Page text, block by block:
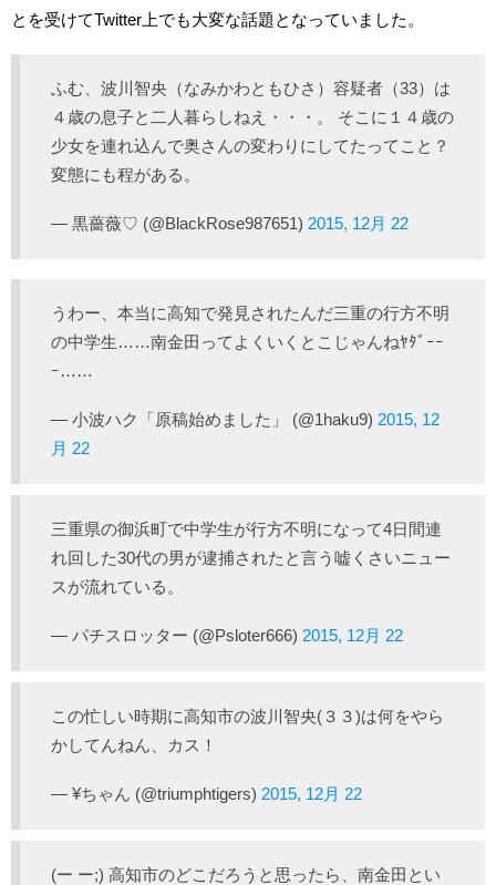
とを受けてTwitter上でも大変な話題となっていました。
ふむ、波川智央（なみかわともひさ）容疑者（33）は
４歳の息子と二人暮らしねえ・・・。 そこに１４歳の
少女を連れ込んで奥さんの変わりにしてたってこと？
変態にも程がある。
— 黒薔薇♡ (@BlackRose987651) 2015, 12月 22
うわー、本当に高知で発見されたんだ三重の行方不明
の中学生……南金田ってよくいくとこじゃんねﾔﾀﾞｰｰ
ｰ……
— 小波ハク「原稿始めました」 (@1haku9) 2015, 12
月 22
三重県の御浜町で中学生が行方不明になって4日間連
れ回した30代の男が逮捕されたと言う嘘くさいニュー
スが流れている。
— パチスロッター (@Psloter666) 2015, 12月 22
この忙しい時期に高知市の波川智央(３３)は何をやら
かしてんねん、カス！
— ¥ちゃん (@triumphtigers) 2015, 12月 22
(ー ー;) 高知市のどこだろうと思ったら、南金田とい